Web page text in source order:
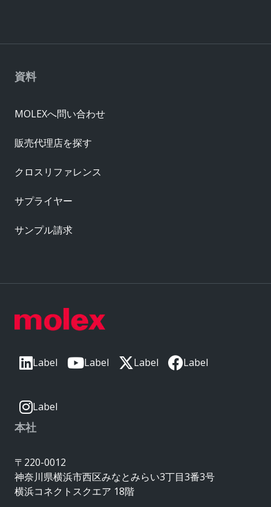
Label Label Label Label
Label
本社
〒220-0012
神奈川県横浜市西区みなとみらい3丁目3番3号
横浜コネクトスクエア 18階
資料
MOLEXへ問い合わせ
販売代理店を探す
クロスリファレンス
サプライヤー
サンプル請求